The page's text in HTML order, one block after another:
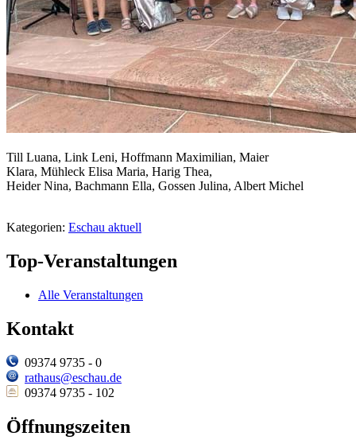
Till Luana, Link Leni, Hoffmann Maximilian, Maier
Klara, Mühleck Elisa Maria, Harig Thea,
Heider Nina, Bachmann Ella, Gossen Julina, Albert Michel
Kategorien: Eschau aktuell
Top-Veranstaltungen
Alle Veranstaltungen
Kontakt
09374 9735 - 0
rathaus@eschau.de
09374 9735 - 102
Öffnungszeiten